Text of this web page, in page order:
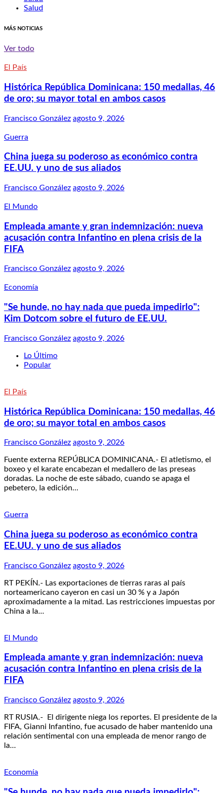
Salud
MÁS NOTICIAS
Ver todo
El País
Histórica República Dominicana: 150 medallas, 46
de oro; su mayor total en ambos casos
Francisco González agosto 9, 2026
Guerra
China juega su poderoso as económico contra
EE.UU. y uno de sus aliados
Francisco González agosto 9, 2026
El Mundo
Empleada amante y gran indemnización: nueva
acusación contra Infantino en plena crisis de la
FIFA
Francisco González agosto 9, 2026
Economía
"Se hunde, no hay nada que pueda impedirlo":
Kim Dotcom sobre el futuro de EE.UU.
Francisco González agosto 9, 2026
Lo Último
Popular
El País
Histórica República Dominicana: 150 medallas, 46
de oro; su mayor total en ambos casos
Francisco González agosto 9, 2026
Fuente externa REPÚBLICA DOMINICANA.- El atletismo, el
boxeo y el karate encabezan el medallero de las preseas
doradas. La noche de este sábado, cuando se apaga el
pebetero, la edición…
Guerra
China juega su poderoso as económico contra
EE.UU. y uno de sus aliados
Francisco González agosto 9, 2026
RT PEKÍN.- Las exportaciones de tierras raras al país
norteamericano cayeron en casi un 30 % y a Japón
aproximadamente a la mitad. Las restricciones impuestas por
China a la…
El Mundo
Empleada amante y gran indemnización: nueva
acusación contra Infantino en plena crisis de la
FIFA
Francisco González agosto 9, 2026
RT RUSIA.- El dirigente niega los reportes. El presidente de la
FIFA, Gianni Infantino, fue acusado de haber mantenido una
relación sentimental con una empleada de menor rango de
la…
Economía